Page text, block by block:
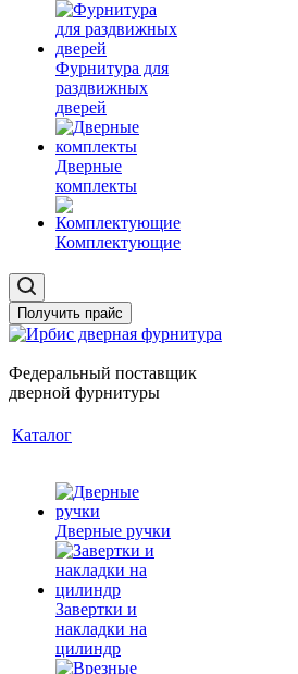
Фурнитура для
раздвижных
дверей
Дверные
комплекты
Комплектующие
Получить прайс
Федеральный поставщик
дверной фурнитуры
Каталог
Дверные ручки
Завертки и
накладки на
цилиндр